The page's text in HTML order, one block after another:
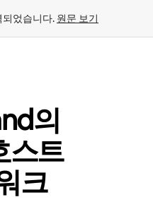
되었습니다. 원문 보기
의
스⁠트
크